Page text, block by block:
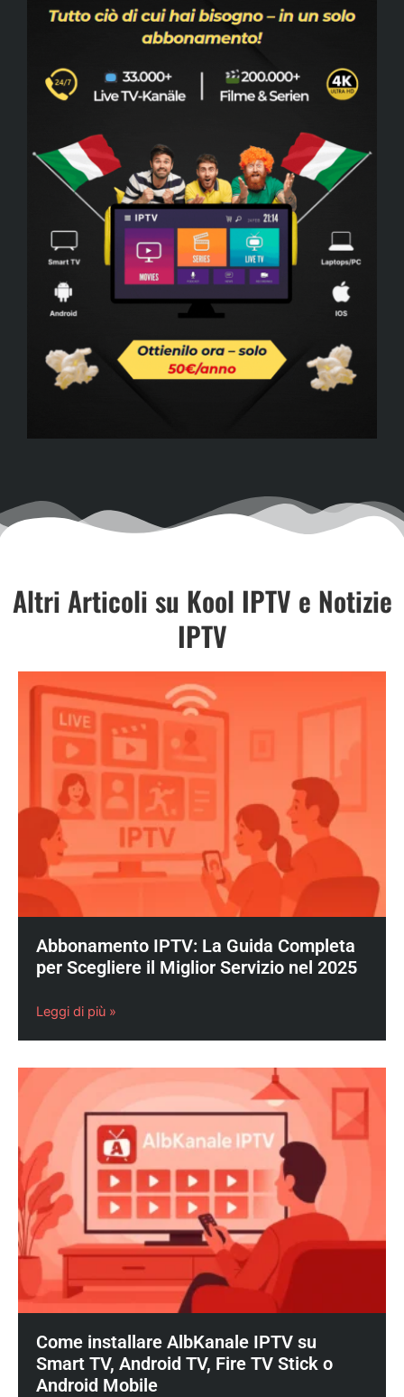
Altri Articoli su Kool IPTV e Notizie
IPTV
Abbonamento IPTV: La Guida Completa
per Scegliere il Miglior Servizio nel 2025
Leggi di più »
Come installare AlbKanale IPTV su
Smart TV, Android TV, Fire TV Stick o
Android Mobile